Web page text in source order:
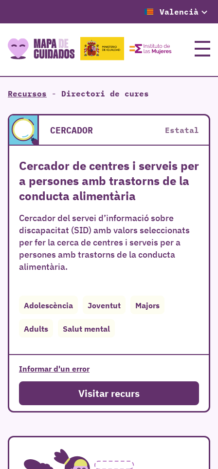
Valencià
Menú
Recursos - Directori de cures
CERCADOR Estatal
Cercador de centres i serveis per
a persones amb trastorns de la
conducta alimentària
Cercador del servei d’informació sobre
discapacitat (SID) amb valors seleccionats
per fer la cerca de centres i serveis per a
persones amb trastorns de la conducta
alimentària.
Adolescència Joventut Majors
Adults Salut mental
Informar d'un error
Visitar recurs